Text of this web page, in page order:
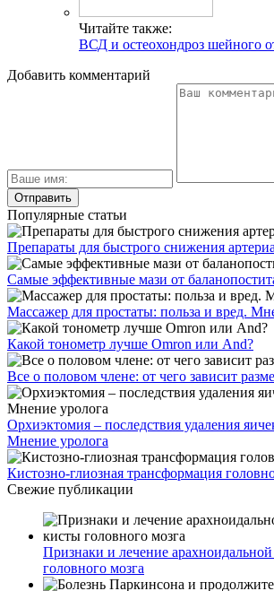
Читайте также:
ВСД и остеохондроз шейного
Добавить комментарий
Популярные статьи
Препараты для быстрого снижения
Самые эффективные мази от
Массажер для простаты: польза и вред.
Какой тонометр лучше Omron или And?
Все о половом члене: от чего зависит
Орхиэктомия – последствия удаления
Мнение уролога
Кистозно-глиозная трансформация
Свежие публикации
Признаки и лечение
головного мозга